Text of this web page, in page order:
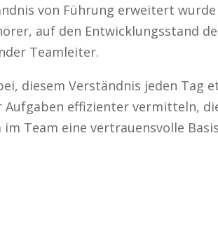
von Führung erweitert
auf den Entwicklungsstand
Teamleiter.
diesem Verständnis jeden Tag
effizienter vermitteln,
Team eine vertrauensvolle